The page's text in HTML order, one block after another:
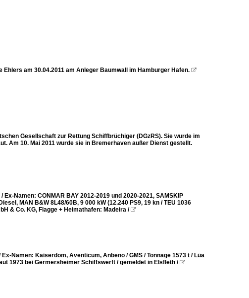
am 30.04.2011 am Anleger Baumwall im Hamburger Hafen. 
Gesellschaft zur Rettung Schiffbrüchiger (DGzRS). Sie wurde im
Am 10. Mai 2011 wurde sie in Bremerhaven außer Dienst gestellt.
Namen: CONMAR BAY 2012-2019 und 2020-2021, SAMSKIP
MAN B&W 8L48/60B, 9 000 kW (12.240 PS9, 19 kn / TEU 1036
& Co. KG, Flagge + Heimathafen: Madeira /
Namen: Kaiserdom, Aventicum, Anbeno / GMS / Tonnage 1573 t / Lüa
1973 bei Germersheimer Schiffswerft / gemeldet in Elsfleth /